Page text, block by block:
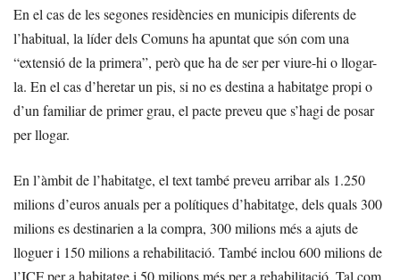
En el cas de les segones residències en municipis diferents de
l’habitual, la líder dels Comuns ha apuntat que són com una
“extensió de la primera”, però que ha de ser per viure-hi o llogar-
la. En el cas d’heretar un pis, si no es destina a habitatge propi o
d’un familiar de primer grau, el pacte preveu que s’hagi de posar
per llogar.
En l’àmbit de l’habitatge, el text també preveu arribar als 1.250
milions d’euros anuals per a polítiques d’habitatge, dels quals 300
milions es destinarien a la compra, 300 milions més a ajuts de
lloguer i 150 milions a rehabilitació. També inclou 600 milions de
l’ICF per a habitatge i 50 milions més per a rehabilitació. Tal com